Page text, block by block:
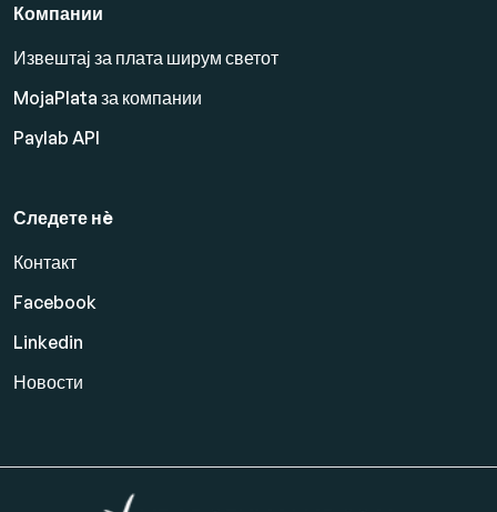
Компании
Извештај за плата ширум светот
MojaPlata за компании
Paylab API
Следете нè
Контакт
Facebook
Linkedin
Новости